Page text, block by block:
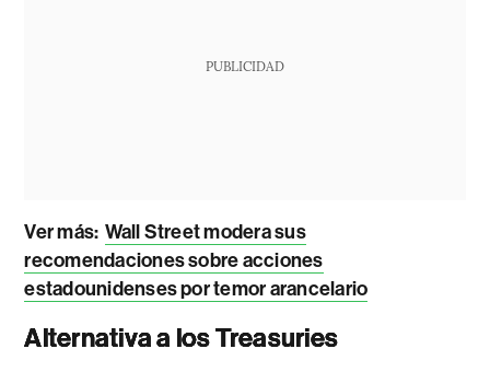
PUBLICIDAD
Ver más: Wall Street modera sus
recomendaciones sobre acciones
estadounidenses por temor arancelario
Alternativa a los Treasuries